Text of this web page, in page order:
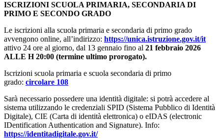
ISCRIZIONI SCUOLA PRIMARIA, SECONDARIA DI
PRIMO E SECONDO GRADO
Le iscrizioni alla scuola primaria e secondaria di primo grado
avvengono online, all’indirizzo: https://unica.istruzione.gov.it/it
attivo 24 ore al giorno, dal 13 gennaio fino al 21 febbraio 2026
ALLE H 20:00 (termine ultimo prorogato).
Iscrizioni scuola primaria e scuola secondaria di primo
grado: circolare 108
Sarà necessario possedere una identità digitale: si potrà accedere al
sistema utilizzando le credenziali SPID (Sistema Pubblico di Identità
Digitale), CIE (Carta di identità elettronica) o eIDAS (electronic
IDentification Authentication and Signature). Info:
https://identitadigitale.gov.it/